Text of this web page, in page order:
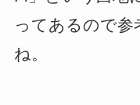
ってあるので
ね。